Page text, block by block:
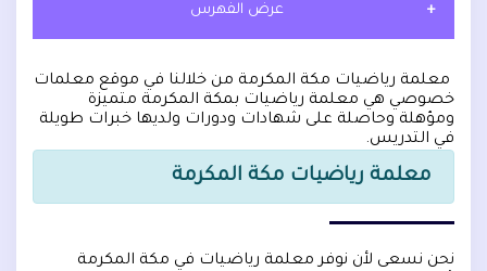
عرض الفهرس
معلمة رياضيات مكة المكرمة من خلالنا في موقع معلمات
خصوصي هي معلمة رياضيات بمكة المكرمة متميزة
ومؤهلة وحاصلة على شهادات ودورات ولديها خبرات طويلة
في التدريس.
معلمة رياضيات مكة المكرمة
نحن نسعى لأن نوفر معلمة رياضيات في مكة المكرمة